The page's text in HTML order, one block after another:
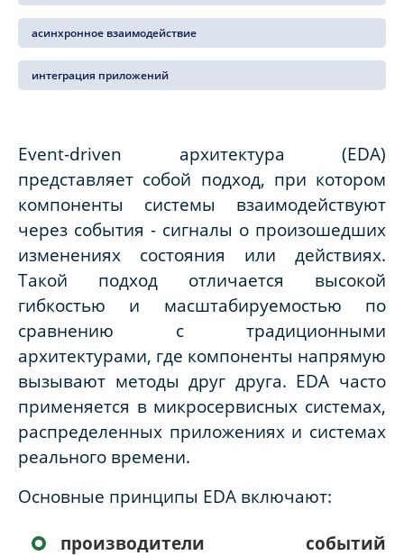
асинхронное взаимодействие
интеграция приложений
Event-driven архитектура (EDA)
представляет собой подход, при котором
компоненты системы взаимодействуют
через события - сигналы о произошедших
изменениях состояния или действиях.
Такой подход отличается высокой
гибкостью и масштабируемостью по
сравнению с традиционными
архитектурами, где компоненты напрямую
вызывают методы друг друга. EDA часто
применяется в микросервисных системах,
распределенных приложениях и системах
реального времени.
Основные принципы EDA включают:
производители событий